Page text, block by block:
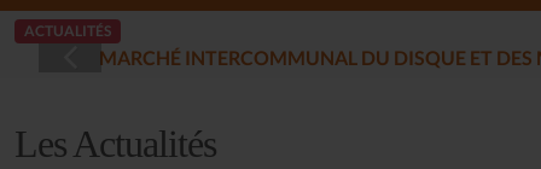
ACTUALITÉS
LES ALLUMÉS
Les Actualités